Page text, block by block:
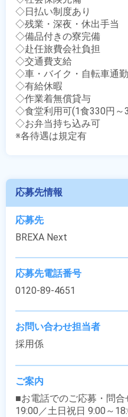
◇日払い制度あり
◇残業・深夜・休出手当
◇備品付きの寮完備
◇赴任旅費会社負担
◇交通費支給
◇車・バイク・自転車通
◇有給休暇
◇作業着無償貸与
◇食堂利用可(1食330円～
◇お弁当持ち込み可
※各待遇は規定有
応募先情報
応募先
BREXA Next
応募先電話番号
0120-89-4651
お問い合わせ担当者
採用係
ご案内
■お電話でのご応募・問合
19:00／土日祝日 9:00～